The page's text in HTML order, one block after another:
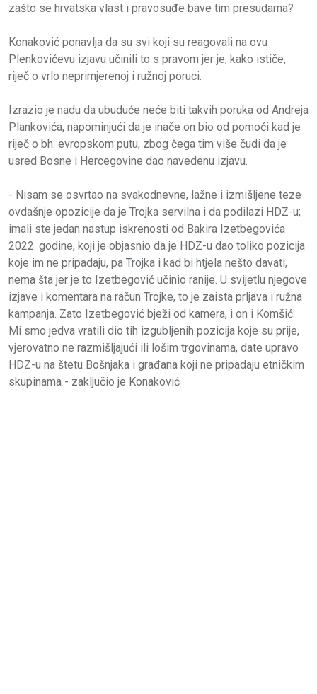
zašto se hrvatska vlast i pravosuđe bave tim presudama?
Konaković ponavlja da su svi koji su reagovali na ovu
Plenkovićevu izjavu učinili to s pravom jer je, kako ističe,
riječ o vrlo neprimjerenoj i ružnoj poruci.
Izrazio je nadu da ubuduće neće biti takvih poruka od Andreja
Plankovića, napominjući da je inače on bio od pomoći kad je
riječ o bh. evropskom putu, zbog čega tim više čudi da je
usred Bosne i Hercegovine dao navedenu izjavu.
- Nisam se osvrtao na svakodnevne, lažne i izmišljene teze
ovdašnje opozicije da je Trojka servilna i da podilazi HDZ-u;
imali ste jedan nastup iskrenosti od Bakira Izetbegovića
2022. godine, koji je objasnio da je HDZ-u dao toliko pozicija
koje im ne pripadaju, pa Trojka i kad bi htjela nešto davati,
nema šta jer je to Izetbegović učinio ranije. U svijetlu njegove
izjave i komentara na račun Trojke, to je zaista prljava i ružna
kampanja. Zato Izetbegović bježi od kamera, i on i Komšić.
Mi smo jedva vratili dio tih izgubljenih pozicija koje su prije,
vjerovatno ne razmišljajući ili lošim trgovinama, date upravo
HDZ-u na štetu Bošnjaka i građana koji ne pripadaju etničkim
skupinama - zaključio je Konaković